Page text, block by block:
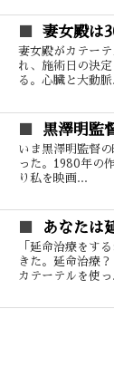
妻女殿は
妻女殿がカテー
れ、施術日の決
る。心臓と大動
黒澤明監
いま黒澤明監督
った。1980年の
り私を映画...
あなたは
「延命治療をす
きた。延命治療
カテーテルを使